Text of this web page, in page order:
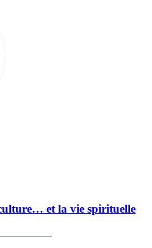
et la vie spirituelle